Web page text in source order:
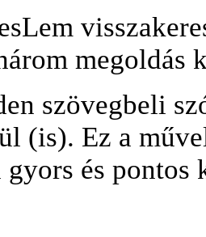
megoldás
szövegbeli
(is). Ez a
és pontos